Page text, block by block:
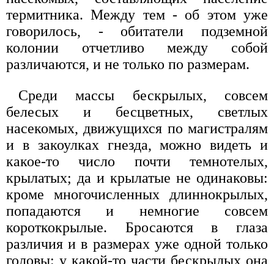
термитника. Между тем - об этом уже
говорилось, - обитатели подземной
колонии отчетливо между собой
различаются, и не только по размерам.
Среди массы бескрылых, совсем
белесых и бесцветных, светлых
насекомых, движущихся по магистралям
и в закоулках гнезда, можно видеть и
какое-то число почти темнотелых,
крылатых; да и крылатые не одинаковы:
кроме многочисленных длиннокрылых,
попадаются и немногие совсем
короткокрылые. Бросаются в глаза
различия и в размерах уже одной только
головы: у какой-то части бескрылых она